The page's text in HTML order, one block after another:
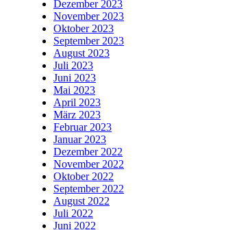
Dezember 2023
November 2023
Oktober 2023
September 2023
August 2023
Juli 2023
Juni 2023
Mai 2023
April 2023
März 2023
Februar 2023
Januar 2023
Dezember 2022
November 2022
Oktober 2022
September 2022
August 2022
Juli 2022
Juni 2022